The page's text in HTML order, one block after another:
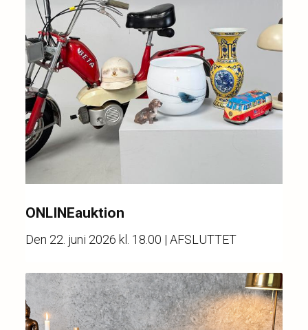
ONLINEauktion
Den 22. juni 2026 kl. 18.00 | AFSLUTTET